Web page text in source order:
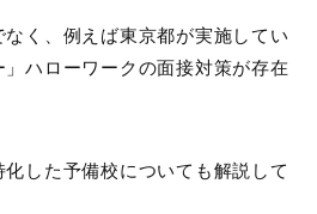
く、例えば東京都が実施してい
ハローワークの面接対策が存在
した予備校についても解説して